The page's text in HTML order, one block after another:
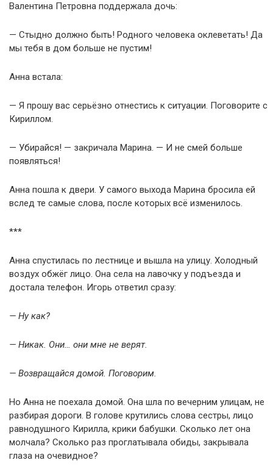
Валентина Петровна поддержала дочь:
— Стыдно должно быть! Родного человека оклеветать! Да
мы тебя в дом больше не пустим!
Анна встала:
— Я прошу вас серьёзно отнестись к ситуации. Поговорите с
Кириллом.
— Убирайся! — закричала Марина. — И не смей больше
появляться!
Анна пошла к двери. У самого выхода Марина бросила ей
вслед те самые слова, после которых всё изменилось.
***
Анна спустилась по лестнице и вышла на улицу. Холодный
воздух обжёг лицо. Она села на лавочку у подъезда и
достала телефон. Игорь ответил сразу:
— Ну как?
— Никак. Они… они мне не верят.
— Возвращайся домой. Поговорим.
Но Анна не поехала домой. Она шла по вечерним улицам, не
разбирая дороги. В голове крутились слова сестры, лицо
равнодушного Кирилла, крики бабушки. Сколько лет она
молчала? Сколько раз проглатывала обиды, закрывала
глаза на очевидное?